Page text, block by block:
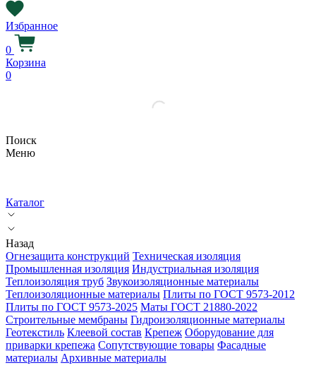
Избранное
0
Корзина
0
Поиск
Меню
Каталог
Назад
Огнезащита конструкций Техническая изоляция
Промышленная изоляция Индустриальная изоляция
Теплоизоляция труб Звукоизоляционные материалы
Теплоизоляционные материалы Плиты по ГОСТ 9573-2012
Плиты по ГОСТ 9573-2025 Маты ГОСТ 21880-2022
Строительные мембраны Гидроизоляционные материалы
Геотекстиль Клеевой состав Крепеж Оборудование для
приварки крепежа Сопутствующие товары Фасадные
материалы Архивные материалы